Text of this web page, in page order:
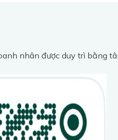
nhân được duy trì bằng